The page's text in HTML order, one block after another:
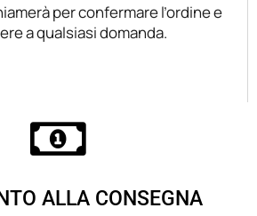
per confermare l’ordine e
a qualsiasi domanda.
ALLA CONSEGNA